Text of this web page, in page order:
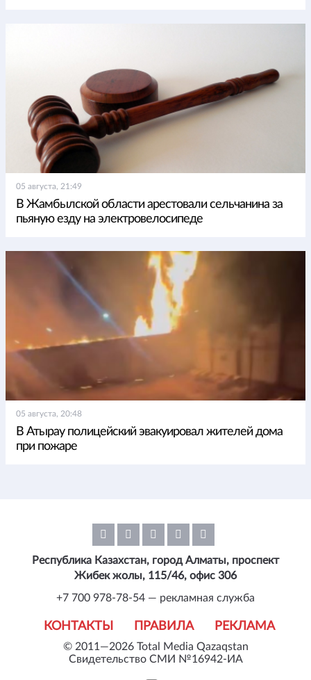
05 августа, 21:49
В Жамбылской области арестовали сельчанина за
пьяную езду на электровелосипеде
05 августа, 20:48
В Атырау полицейский эвакуировал жителей дома
при пожаре
© 2011—2026 Total Media Qazaqstan
Свидетельство СМИ №16942-ИА
КОНТАКТЫ ПРАВИЛА РЕКЛАМА
Республика Казахстан, город Алматы, проспект
Жибек жолы, 115/46, офис 306
+7 700 978-78-54 — рекламная служба